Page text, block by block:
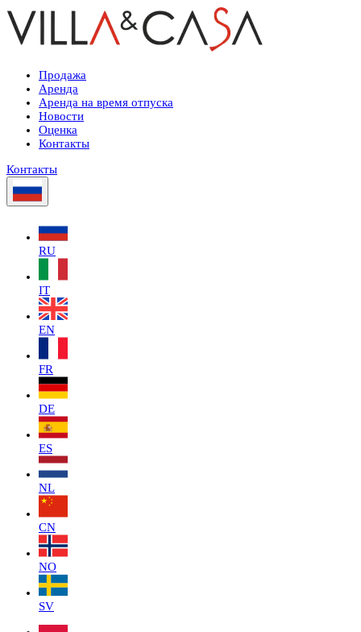
Продажа
Аренда
Аренда на время отпуска
Новости
Оценка
Контакты
Контакты
RU
IT
EN
FR
DE
ES
NL
CN
NO
SV